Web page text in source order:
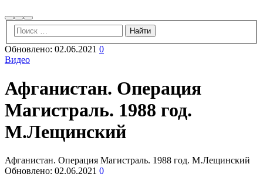
НайтиБольше
информации
Главное
меню
Обновлено: 02.06.2021 0
Видео
Афганистан. Операция
Магистраль. 1988 год.
М.Лещинский
Афганистан. Операция Магистраль. 1988 год. М.Лещинский
Обновлено: 02.06.2021 0